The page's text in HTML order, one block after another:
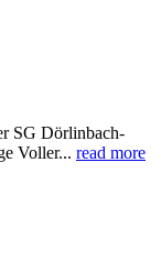
SG Dörlinbach-
Voller... read more